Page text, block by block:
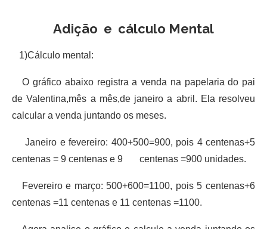
Adição e cálculo Mental
1)Cálculo mental:
O gráfico abaixo registra a venda na papelaria do pai
de Valentina,mês a mês,de janeiro a abril. Ela resolveu
calcular a venda juntando os meses.
Janeiro e fevereiro: 400+500=900, pois 4 centenas+5
centenas = 9 centenas e 9 centenas =900 unidades.
Fevereiro e março: 500+600=1100, pois 5 centenas+6
centenas =11 centenas e 11 centenas =1100.